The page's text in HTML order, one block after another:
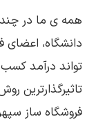
همه ی ما در
دانشگاه،
تواند درآمد
تاثیرگذارترین
فروشگاه ساز